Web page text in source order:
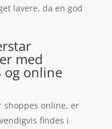
lavere, da en god
med
og online
shoppes online, er
findes i